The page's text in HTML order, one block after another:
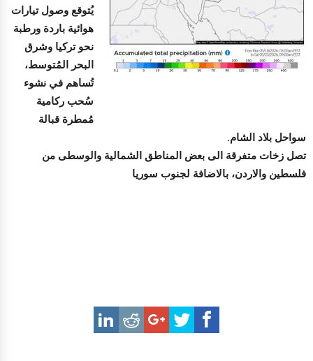
يُتوقع وصول تيارات
هوائية باردة ورطبة
نحو تركيا وشرق
البحر المُتوسط،
تُساهم في نشوء
سُحب ركامية
مُمطرة قبالة
سواحل بلاد الشام.
تصل زخات متفرقة الى بعض المناطق الشمالية والوسطى من
فلسطين والاردن، بالاضافة لجنوب سوريا